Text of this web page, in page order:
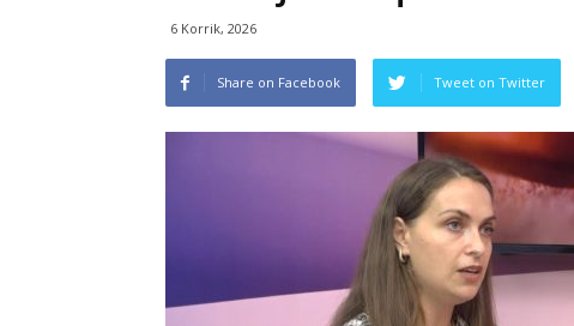
6 Korrik, 2026
Share on Facebook Tweet on Twitter